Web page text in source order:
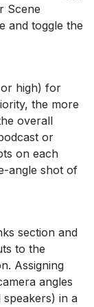
Scene
and toggle the
high) for
the more
overall
or
on each
angle shot of
section and
to the
Assigning
angles
in a